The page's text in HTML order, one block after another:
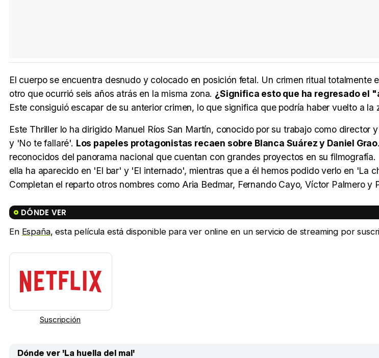
El cuerpo se encuentra desnudo y colocado en posición fetal. Un crimen ritual totalmente
otro que ocurrió seis años atrás en la misma zona. ¿Significa esto que ha regresado el
Este consiguió escapar de su anterior crimen, lo que significa que podría haber vuelto a la
Este Thriller lo ha dirigido Manuel Ríos San Martín, conocido por su trabajo como director
y 'No te fallaré'. Los papeles protagonistas recaen sobre Blanca Suárez y Daniel Grao
reconocidos del panorama nacional que cuentan con grandes proyectos en su
ella ha aparecido en 'El bar' y 'El internado', mientras que a él hemos podido verlo en 'La
Completan el reparto otros nombres como Aria Bedmar, Fernando Cayo, Víctor Palmero y
DÓNDE VER
En España, esta película está disponible para ver online en un servicio de streaming por
Suscripción
Dónde ver 'La huella del mal'